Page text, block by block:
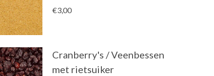
€3,00
Cranberry's / Veenbessen
met rietsuiker